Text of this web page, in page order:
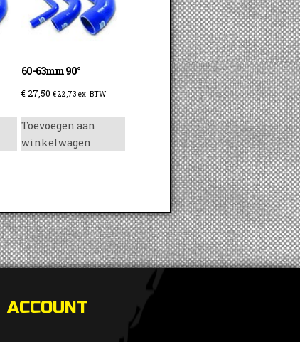
60-63mm 90°
€27,50 €22,73 ex. BTW
Toevoegen aan
winkelwagen
ACCOUNT